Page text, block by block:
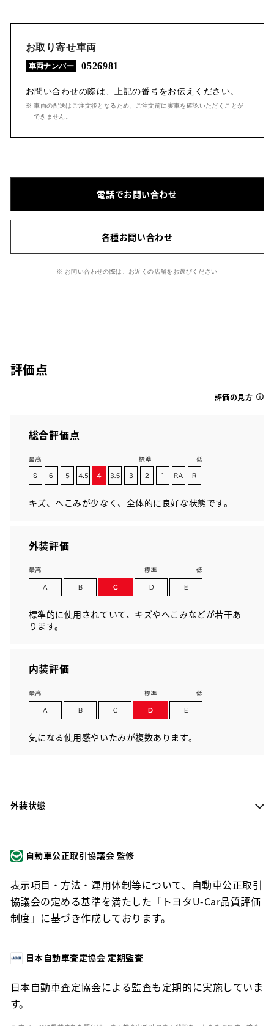
お取り寄せ車両
車両ナンバー 0526981
お問い合わせの際は、上記の番号をお伝えください。
※ 車両の配送はご注文後となるため、ご注文前に実車を確認いただくことが
できません。
電話でお問い合わせ
各種お問い合わせ
※ お問い合わせの際は、お近くの店舗をお選びください
評価点
評価の見方
総合評価点
キズ、へこみが少なく、全体的に良好な状態です。
外装評価
標準的に使用されていて、キズやへこみなどが若干あ
ります。
内装評価
気になる使用感やいたみが複数あります。
外装状態
自動車公正取引協議会 監修
表示項目・方法・運用体制等について、自動車公正取引
協議会の定める基準を満たした「トヨタU-Car品質評価
制度」に基づき作成しております。
日本自動車査定協会 定期監査
日本自動車査定協会による監査も定期的に実施していま
す。